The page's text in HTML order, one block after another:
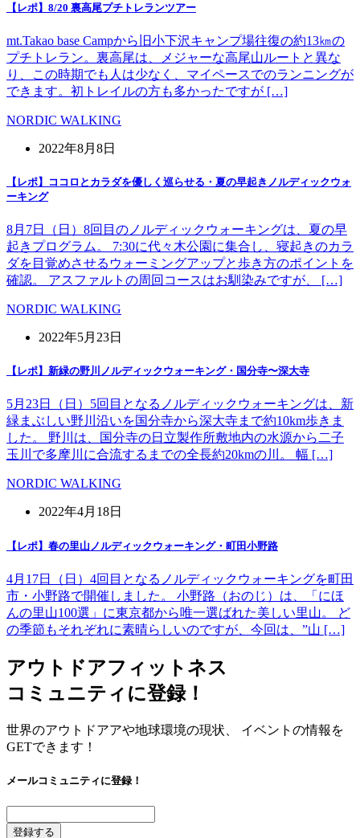
【レポ】8/20 裏高尾プチトレランツアー
mt.Takao base Campから旧小下沢キャンプ場往復の約13㎞の
プチトレラン。裏高尾は、メジャーな高尾山ルートと異な
り、この時期でも人は少なく、マイペースでのランニングが
できます。初トレイルの方も多かったですが […]
NORDIC WALKING
2022年8月8日
【レポ】ココロとカラダを優しく巡らせる・夏の早起きノルディックウォ
ーキング
8月7日（日）8回目のノルディックウォーキングは、夏の早
起きプログラム。 7:30に代々木公園に集合し、寝起きのカラ
ダを目覚めさせるウォーミングアップと歩き方のポイントを
確認。 アスファルトの周回コースはお馴染みですが、 […]
NORDIC WALKING
2022年5月23日
【レポ】新緑の野川ノルディックウォーキング・国分寺〜深大寺
5月23日（日）5回目となるノルディックウォーキングは、新
緑まぶしい野川沿いを国分寺から深大寺まで約10km歩きま
した。 野川は、国分寺の日立製作所敷地内の水源から二子
玉川で多摩川に合流するまでの全長約20kmの川。 幅 […]
NORDIC WALKING
2022年4月18日
【レポ】春の里山ノルディックウォーキング・町田小野路
4月17日（日）4回目となるノルディックウォーキングを町田
市・小野路で開催しました。 小野路（おのじ）は、「にほ
んの里山100選」に東京都から唯一選ばれた美しい里山。 ど
の季節もそれぞれに素晴らしいのですが、今回は、”山 […]
アウトドアフィットネス
コミュニティに登録！
世界のアウトドアアや地球環境の現状、 イベントの情報を
GETできます！
メールコミュニティに登録！